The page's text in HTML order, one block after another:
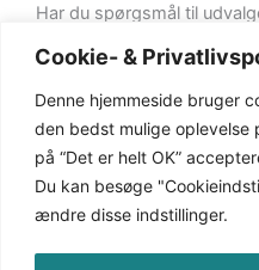
Cookie- &
Denne hjemmeside bruger
den bedst mulige oplevelse
på “Det er helt OK”
Du kan besøge
ændre disse indstillinger.
Har du spørgsmål til
kan du gøre via